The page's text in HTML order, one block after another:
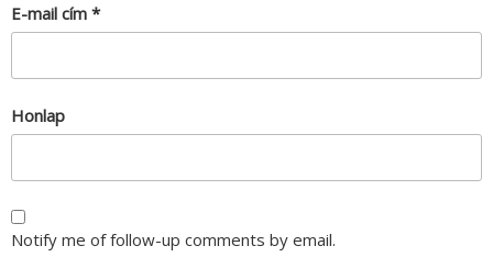
E-mail cím *
Honlap
Notify me of follow-up comments by email.